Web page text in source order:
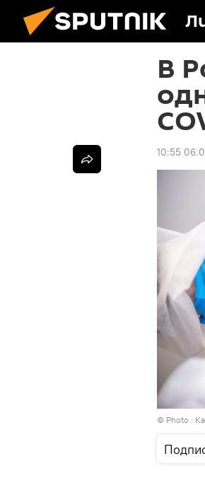
В
10:55
© Photo :